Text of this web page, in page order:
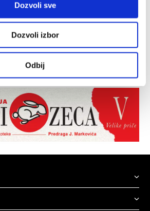
Dozvoli sve
Dozvoli izbor
Odbij